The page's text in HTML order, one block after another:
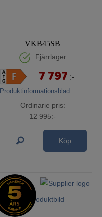
VKB45SB
Fjärrlager
Produktinformationsblad
7 797 :-
Ordinarie pris:
12 995:-
Köp